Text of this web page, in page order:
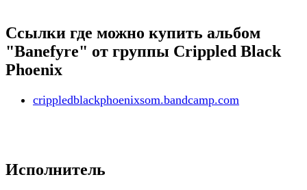
Ссылки где можно купить альбом
"Banefyre" от группы Crippled Black
Phoenix
crippledblackphoenixsom.bandcamp.com
Исполнитель